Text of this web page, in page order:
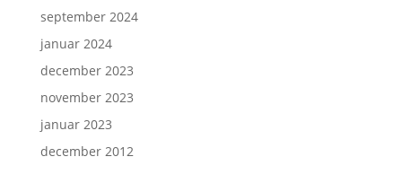
september 2024
januar 2024
december 2023
november 2023
januar 2023
december 2012